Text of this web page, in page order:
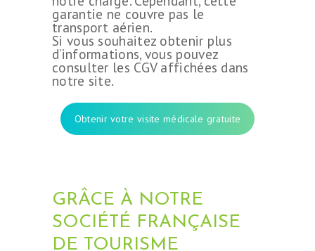
garantie ne couvre pas le
transport aérien.
Si vous souhaitez obtenir plus
d’informations, vous pouvez
consulter les CGV affichées dans
notre site.
Obtenir votre visite médicale gratuite
GRÂCE À NOTRE
SOCIÉTÉ FRANÇAISE
DE TOURISME